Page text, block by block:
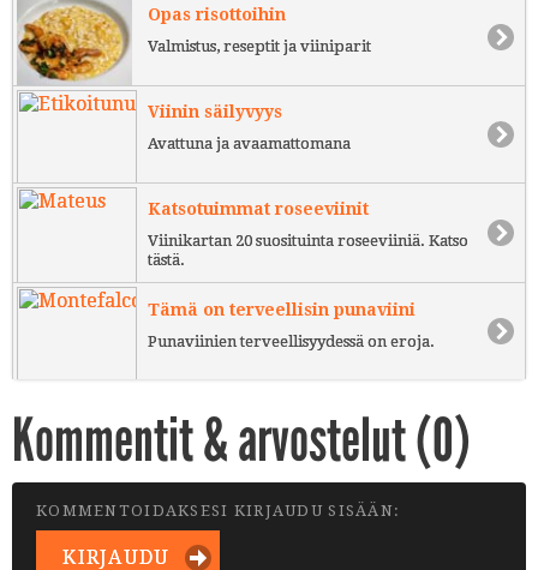
Opas risottoihin
Valmistus, reseptit ja viiniparit
Viinin säilyvyys
Avattuna ja avaamattomana
Katsotuimmat roseeviinit
Viinikartan 20 suosituinta roseeviiniä. Katso
tästä.
Tämä on terveellisin punaviini
Punaviinien terveellisyydessä on eroja.
Kommentit & arvostelut (0)
KOMMENTOIDAKSESI KIRJAUDU SISÄÄN:
KIRJAUDU